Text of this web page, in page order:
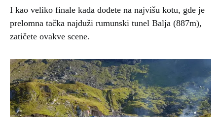
I kao veliko finale kada dođete na najvišu kotu, gde je
prelomna tačka najduži rumunski tunel Balja (887m),
zatičete ovakve scene.